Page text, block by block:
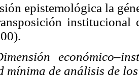
epistemológica la
institucional
mínima de análisis de